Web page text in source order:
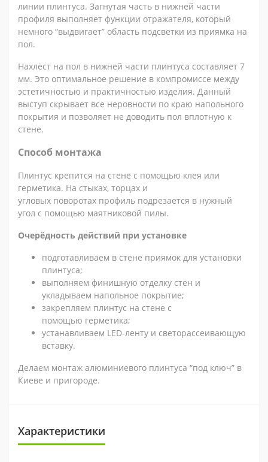
линии плинтуса. Загнутая часть в нижней части
профиля выполняет функции отражателя, который
немного “выдвигает” область подсветки из приямка на
пол.
Нахлёст на пол в нижней части плинтуса составляет 7
мм. Это оптимальное решение в компромиссе между
эстетичностью и практичностью изделия. Данный
выступ скрывает все неровности по краю напольного
покрытия и позволяет не доводить пол вплотную к
стене.
Способ монтажа
Плинтус крепится на стене с помощью клея или
герметика. На стыках, торцах и
угловых поворотах профиль подрезается в нужный
угол с помощью маятниковой пилы.
Очерёдность действий при установке
подготавливаем в стене приямок для установки
плинтуса;
выполняем финишную отделку стен и
укладываем напольное покрытие;
закрепляем плинтус на стене с
помощью герметика;
устанавливаем LED-ленту и светорассеивающую
вставку.
Делаем монтаж алюминиевого плинтуса “под ключ” в
Киеве и пригороде.
Характеристики